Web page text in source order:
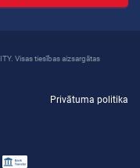
Visas tiesības aizsargātas
Privātuma politika